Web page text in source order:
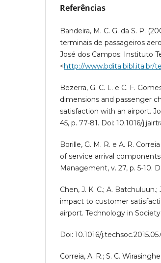
Referências
Bandeira, M. C. G. da S. P.
terminais de passageiros
José dos Campos: Instituto
<http://www.bdita.bibl.ita.br/
Bezerra, G. C. L. e C. F.
dimensions and passenger
satisfaction with an airport.
45, p. 77-81. Doi: 10.1016/
Borille, G. M. R. e A. R.
of service arrival
Management, v. 27, p. 5-10.
Chen, J. K. C.; A.
impact to customer
airport. Technology in
Doi: 10.1016/
Correia, A. R.; S. C.